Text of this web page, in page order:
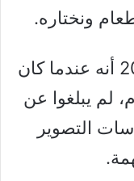
ونختاره.
أجريت عام 2014 أنه عندما كان
لم يبلغوا عن
التصوير